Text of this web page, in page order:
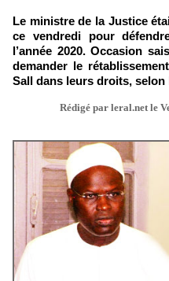
Le ministre de la Justice
ce vendredi pour
l’année 2020. Occasion
demander le
Sall dans leurs droits, selon
Rédigé par leral.net le